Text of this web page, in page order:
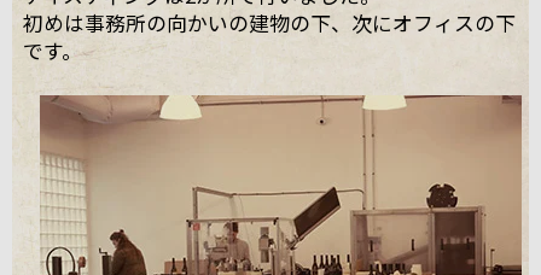
初めは事務所の向かいの建物の下、次にオフィスの下
です。